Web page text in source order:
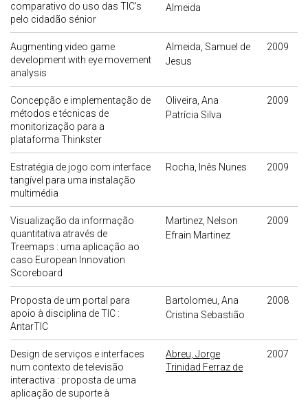
comparativo do uso das TIC's
pelo cidadão sénior
Almeida
Augmenting video game
development with eye movement
analysis
Almeida, Samuel de
Jesus
2009
Concepção e implementação de
métodos e técnicas de
monitorização para a
plataforma Thinkster
Oliveira, Ana
Patrícia Silva
2009
Estratégia de jogo com interface
tangível para uma instalação
multimédia
Rocha, Inês Nunes 2009
Visualização da informação
quantitativa através de
Treemaps : uma aplicação ao
caso European Innovation
Scoreboard
Martinez, Nelson
Efrain Martinez
2009
Proposta de um portal para
apoio à disciplina de TIC :
AntarTIC
Bartolomeu, Ana
Cristina Sebastião
2008
Design de serviços e interfaces
num contexto de televisão
interactiva : proposta de uma
aplicação de suporte à
Abreu, Jorge
Trinidad Ferraz de
2007